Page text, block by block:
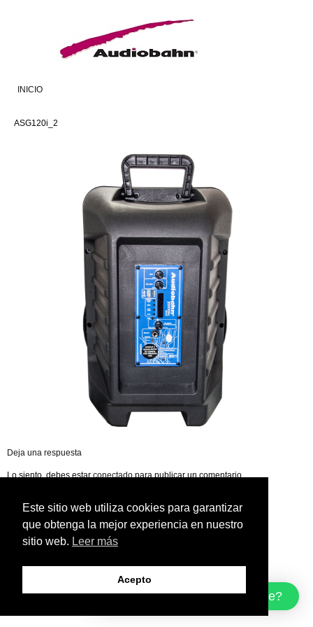
INICIO
ASG120i_2
Deja una respuesta
Lo siento, debes estarconectadopara publicar un comentario.
¿Cómo podemos ayudarte?
Este sitio web utiliza cookies para garantizar
que obtenga la mejor experiencia en nuestro
sitio web. Leer más
Acepto